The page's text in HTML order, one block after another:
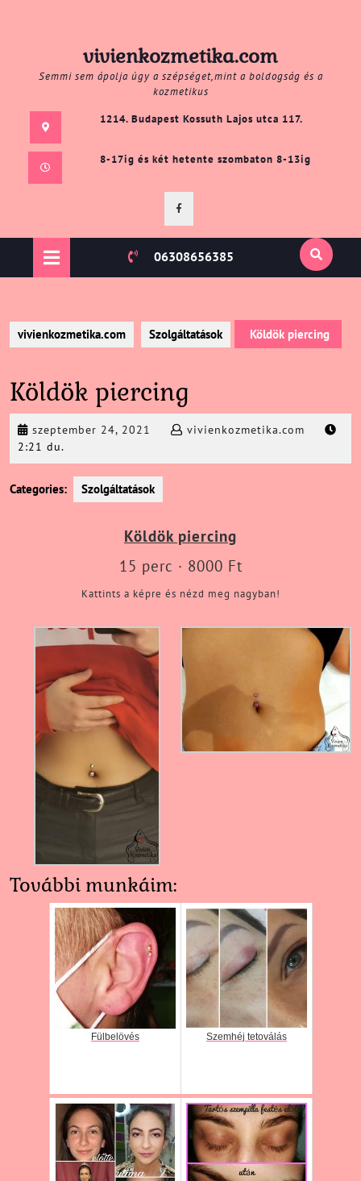
vivienkozmetika.com
Semmi sem ápolja úgy a szépséget,mint a boldogság és a
kozmetikus
1214. Budapest Kossuth Lajos utca 117.
8-17ig és két hetente szombaton 8-13ig
06308656385
vivienkozmetika.com Szolgáltatások Köldök piercing
Köldök piercing
szeptember 24, 2021 szeptember
2021
vivienkozmetika.com
2:21 du.
Categories: Szolgáltatások
Köldök piercing
15 perc · 8000 Ft
Kattints a képre és nézd meg nagyban!
További munkáim:
Fülbelövés Szemhéj tetoválás